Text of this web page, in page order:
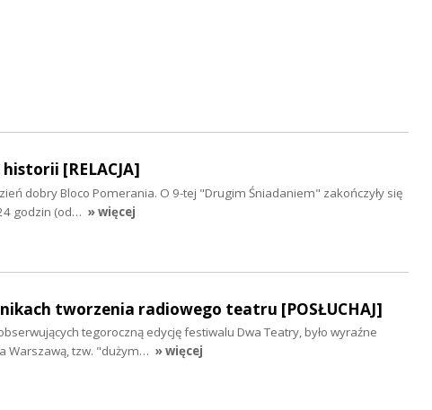
[RELACJA]
dobry Bloco Pomerania. O 9-tej "Drugim Śniadaniem" zakończyły się
godzin (od… » więcej
tworzenia radiowego teatru [POSŁUCHAJ]
tegoroczną edycję festiwalu Dwa Teatry, było wyraźne
Warszawą, tzw. "dużym… » więcej